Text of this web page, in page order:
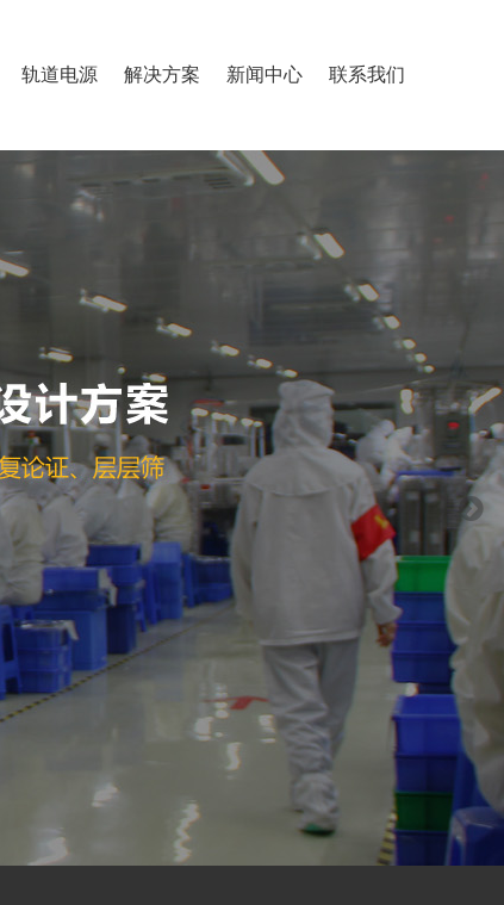
轨道电源 解决方案 新闻中心 联系我们